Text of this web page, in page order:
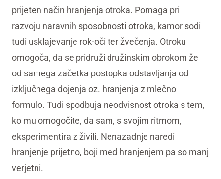
prijeten način hranjenja otroka. Pomaga pri
razvoju naravnih sposobnosti otroka, kamor sodi
tudi usklajevanje rok-oči ter žvečenja. Otroku
omogoča, da se pridruži družinskim obrokom že
od samega začetka postopka odstavljanja od
izključnega dojenja oz. hranjenja z mlečno
formulo. Tudi spodbuja neodvisnost otroka s tem,
ko mu omogočite, da sam, s svojim ritmom,
eksperimentira z živili. Nenazadnje naredi
hranjenje prijetno, boji med hranjenjem pa so manj
verjetni.